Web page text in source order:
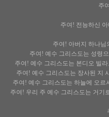
주
주여! 전능하신
주여! 아버지 하나님
주여! 예수 그리스도는 성령
주여! 예수 그리스도는 본디오 빌
주여! 예수 그리스도는 장사된 지
주여! 예수 그리스도는 하늘에 오
주여! 우리 주 예수 그리스도는 거기